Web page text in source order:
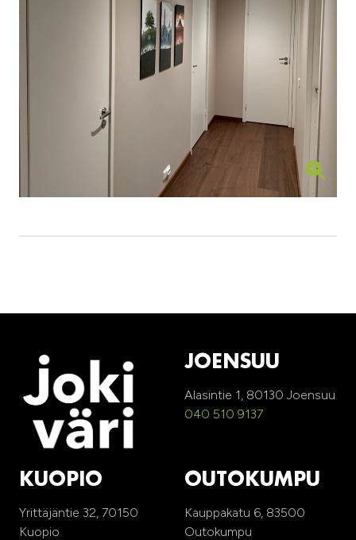
JOENSUU
Alasintie 1, 80130 Joensuu
040 510 9137
KUOPIO
Yrittäjäntie 32, 70150
Kuopio
OUTOKUMPU
Kauppakatu 6, 83500
Outokumpu